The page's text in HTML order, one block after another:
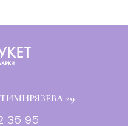
35 95
29